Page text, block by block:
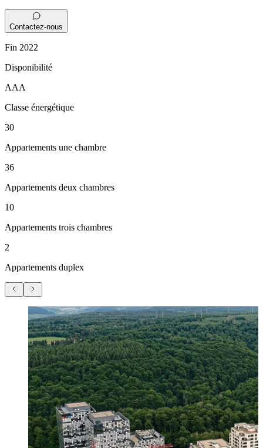
Contactez-nous
Fin 2022
Disponibilité
AAA
Classe énergétique
30
Appartements une chambre
36
Appartements deux chambres
10
Appartements trois chambres
2
Appartements duplex